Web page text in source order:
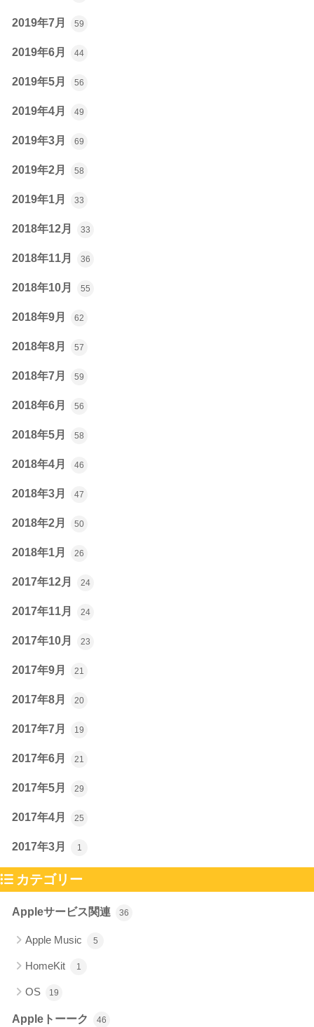
2019年7月 59
2019年6月 44
2019年5月 56
2019年4月 49
2019年3月 69
2019年2月 58
2019年1月 33
2018年12月 33
2018年11月 36
2018年10月 55
2018年9月 62
2018年8月 57
2018年7月 59
2018年6月 56
2018年5月 58
2018年4月 46
2018年3月 47
2018年2月 50
2018年1月 26
2017年12月 24
2017年11月 24
2017年10月 23
2017年9月 21
2017年8月 20
2017年7月 19
2017年6月 21
2017年5月 29
2017年4月 25
2017年3月 1
カテゴリー
Appleサービス関連 36
Apple Music 5
HomeKit 1
OS 19
Appleトーーク 46